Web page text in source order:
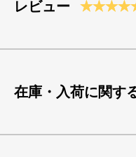
レビュー
在庫・入荷に関す